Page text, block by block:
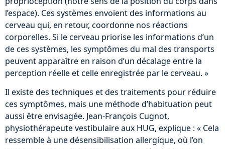
l’espace). Ces systèmes envoient des informations au
cerveau qui, en retour, coordonne nos réactions
corporelles. Si le cerveau priorise les informations d’un
de ces systèmes, les symptômes du mal des transports
peuvent apparaître en raison d’un décalage entre la
perception réelle et celle enregistrée par le cerveau. »
Il existe des techniques et des traitements pour réduire
ces symptômes, mais une méthode d’habituation peut
aussi être envisagée. Jean-François Cugnot,
physiothérapeute vestibulaire aux HUG, explique : « Cela
ressemble à une désensibilisation allergique, où l’on